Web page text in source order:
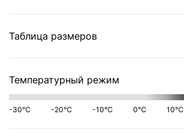
Таблица размеров
Температурный режим
-30℃ -20℃ -10℃ 0℃ 10℃